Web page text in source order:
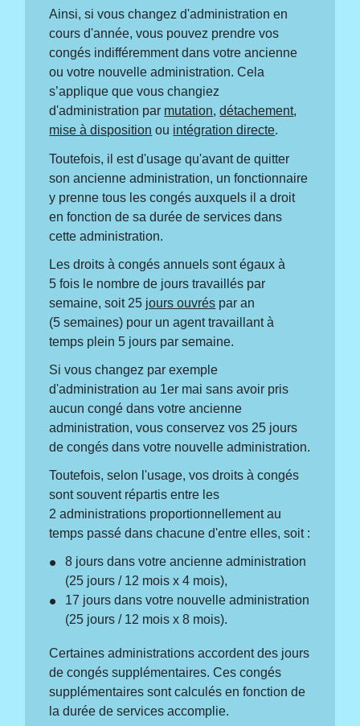
Ainsi, si vous changez d'administration en
cours d'année, vous pouvez prendre vos
congés indifféremment dans votre ancienne
ou votre nouvelle administration. Cela
s’applique que vous changiez
d'administration par mutation,détachement,
mise à disposition ou intégration directe.
Toutefois, il est d'usage qu'avant de quitter
son ancienne administration, un fonctionnaire
y prenne tous les congés auxquels il a droit
en fonction de sa durée de services dans
cette administration.
Les droits à congés annuels sont égaux à
5 fois le nombre de jours travaillés par
semaine, soit 25 jours ouvrés par an
(5 semaines) pour un agent travaillant à
temps plein 5 jours par semaine.
Si vous changez par exemple
d'administration au 1er mai sans avoir pris
aucun congé dans votre ancienne
administration, vous conservez vos 25 jours
de congés dans votre nouvelle administration.
Toutefois, selon l'usage, vos droits à congés
sont souvent répartis entre les
2 administrations proportionnellement au
temps passé dans chacune d'entre elles, soit :
8 jours dans votre ancienne administration
(25 jours / 12 mois x 4 mois),
17 jours dans votre nouvelle administration
(25 jours / 12 mois x 8 mois).
Certaines administrations accordent des jours
de congés supplémentaires. Ces congés
supplémentaires sont calculés en fonction de
la durée de services accomplie.